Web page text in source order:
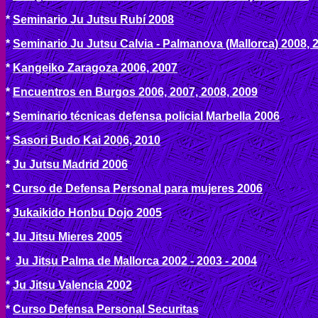
*Seminario Ju Jutsu Rubí 2008
*Seminario Ju Jutsu Calvia - Palmanova (Mallorca) 2008,
*Kangeiko Zaragoza 2006, 2007
*Encuentros en Burgos 2006, 2007, 2008, 2009
*Seminario técnicas defensa policial Marbella 2006
*Sasori Budo Kai 2006, 2010
*Ju Jutsu Madrid 2006
*Curso de Defensa Personal para mujeres 2006
*Jukaikido Honbu Dojo 2005
*Ju Jitsu Mieres 2005
*Ju Jitsu Palma de Mallorca 2002 - 2003 - 2004
*Ju Jitsu Valencia 2002
*Curso Defensa Personal Securitas